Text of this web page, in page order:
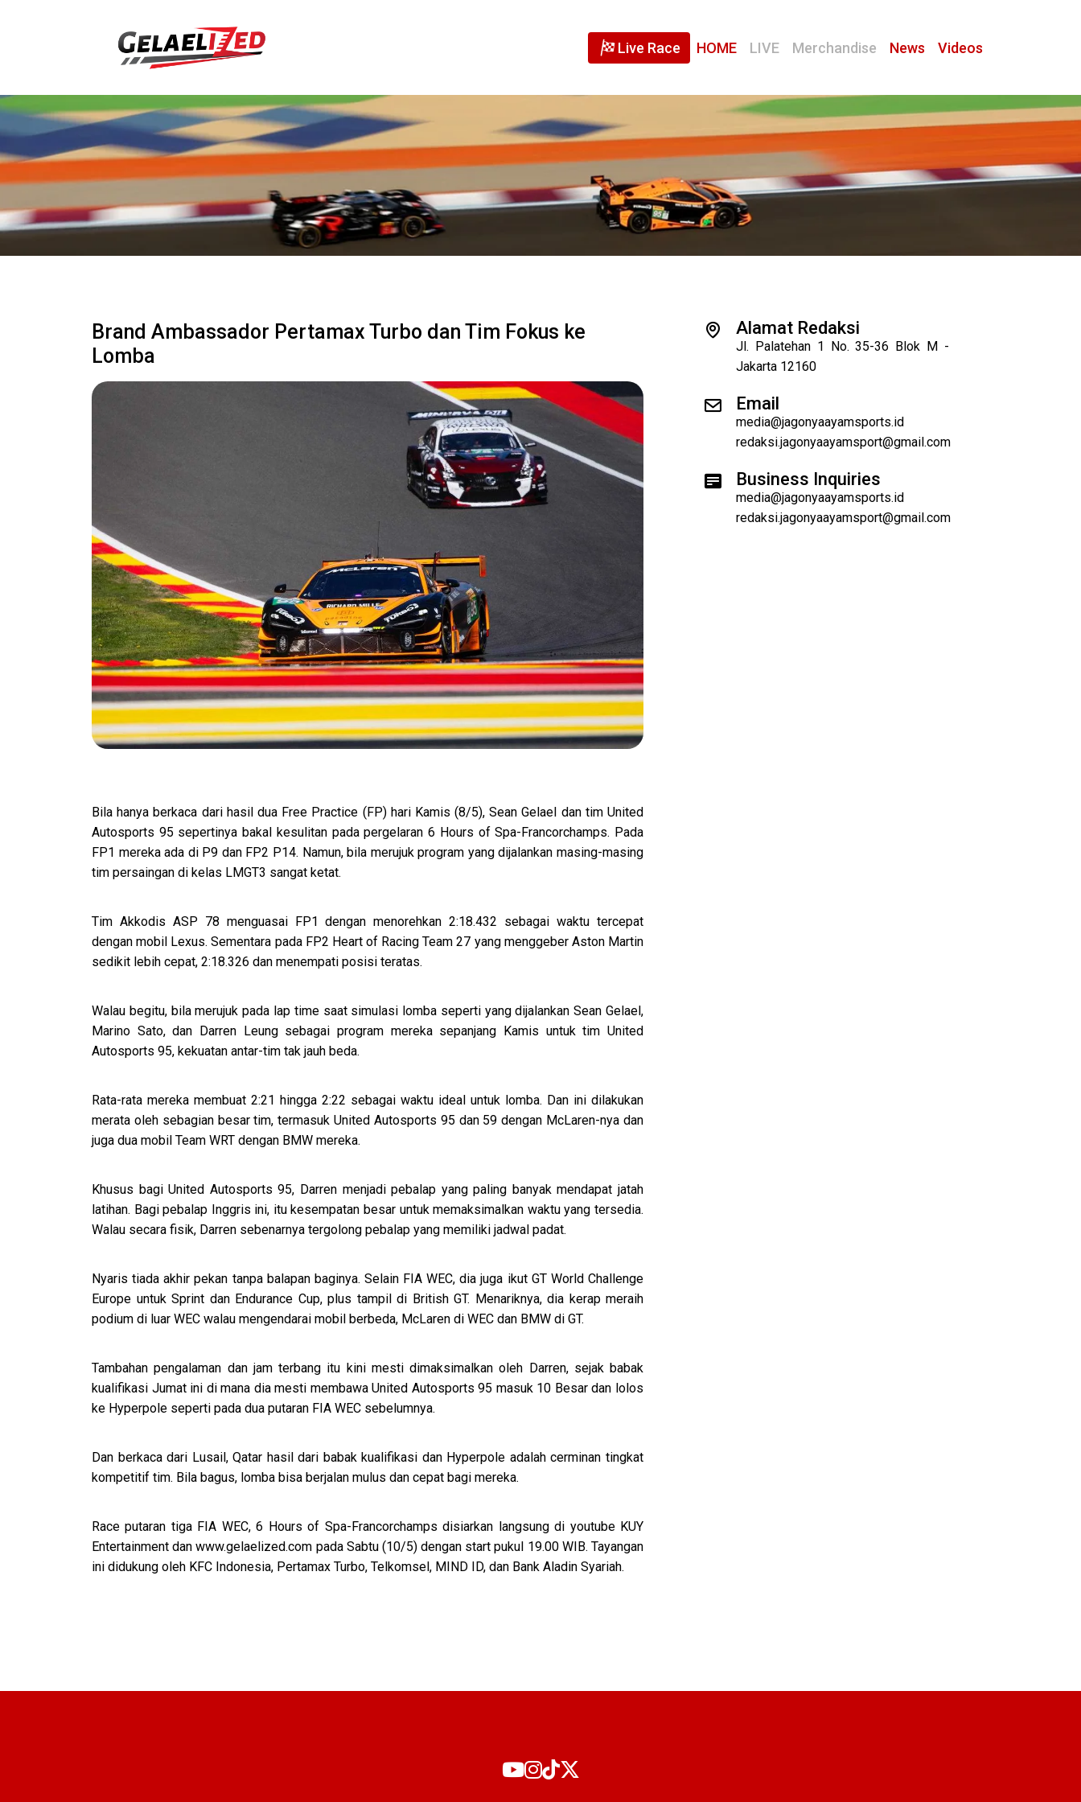
Live Race HOME LIVE Merchandise News Videos
Brand Ambassador Pertamax Turbo dan Tim Fokus ke
Lomba
Bila hanya berkaca dari hasil dua Free Practice (FP) hari Kamis (8/5), Sean Gelael dan tim United
Autosports 95 sepertinya bakal kesulitan pada pergelaran 6 Hours of Spa-Francorchamps. Pada
FP1 mereka ada di P9 dan FP2 P14. Namun, bila merujuk program yang dijalankan masing-masing
tim persaingan di kelas LMGT3 sangat ketat.
Tim Akkodis ASP 78 menguasai FP1 dengan menorehkan 2:18.432 sebagai waktu tercepat
dengan mobil Lexus. Sementara pada FP2 Heart of Racing Team 27 yang menggeber Aston Martin
sedikit lebih cepat, 2:18.326 dan menempati posisi teratas.
Walau begitu, bila merujuk pada lap time saat simulasi lomba seperti yang dijalankan Sean Gelael,
Marino Sato, dan Darren Leung sebagai program mereka sepanjang Kamis untuk tim United
Autosports 95, kekuatan antar-tim tak jauh beda.
Rata-rata mereka membuat 2:21 hingga 2:22 sebagai waktu ideal untuk lomba. Dan ini dilakukan
merata oleh sebagian besar tim, termasuk United Autosports 95 dan 59 dengan McLaren-nya dan
juga dua mobil Team WRT dengan BMW mereka.
Khusus bagi United Autosports 95, Darren menjadi pebalap yang paling banyak mendapat jatah
latihan. Bagi pebalap Inggris ini, itu kesempatan besar untuk memaksimalkan waktu yang tersedia.
Walau secara fisik, Darren sebenarnya tergolong pebalap yang memiliki jadwal padat.
Nyaris tiada akhir pekan tanpa balapan baginya. Selain FIA WEC, dia juga ikut GT World Challenge
Europe untuk Sprint dan Endurance Cup, plus tampil di British GT. Menariknya, dia kerap meraih
podium di luar WEC walau mengendarai mobil berbeda, McLaren di WEC dan BMW di GT.
Tambahan pengalaman dan jam terbang itu kini mesti dimaksimalkan oleh Darren, sejak babak
kualifikasi Jumat ini di mana dia mesti membawa United Autosports 95 masuk 10 Besar dan lolos
ke Hyperpole seperti pada dua putaran FIA WEC sebelumnya.
Dan berkaca dari Lusail, Qatar hasil dari babak kualifikasi dan Hyperpole adalah cerminan tingkat
kompetitif tim. Bila bagus, lomba bisa berjalan mulus dan cepat bagi mereka.
Race putaran tiga FIA WEC, 6 Hours of Spa-Francorchamps disiarkan langsung di youtube KUY
Entertainment dan www.gelaelized.com pada Sabtu (10/5) dengan start pukul 19.00 WIB. Tayangan
ini didukung oleh KFC Indonesia, Pertamax Turbo, Telkomsel, MIND ID, dan Bank Aladin Syariah.
Alamat Redaksi
Jl. Palatehan 1 No. 35-36 Blok M -
Jakarta 12160
Email
media@jagonyaayamsports.id
redaksi.jagonyaayamsport@gmail.com
Business Inquiries
media@jagonyaayamsports.id
redaksi.jagonyaayamsport@gmail.com